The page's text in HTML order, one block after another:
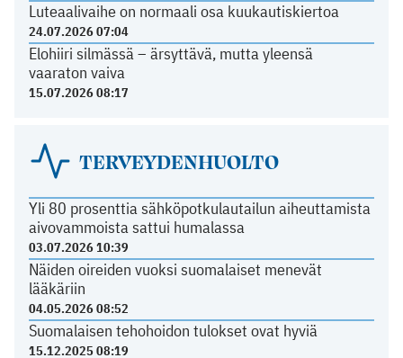
Luteaalivaihe on normaali osa kuukautiskiertoa
24.07.2026 07:04
Elohiiri silmässä – ärsyttävä, mutta yleensä
vaaraton vaiva
15.07.2026 08:17
TERVEYDENHUOLTO
Yli 80 prosenttia sähköpotkulautailun aiheuttamista
aivovammoista sattui humalassa
03.07.2026 10:39
Näiden oireiden vuoksi suomalaiset menevät
lääkäriin
04.05.2026 08:52
Suomalaisen tehohoidon tulokset ovat hyviä
15.12.2025 08:19